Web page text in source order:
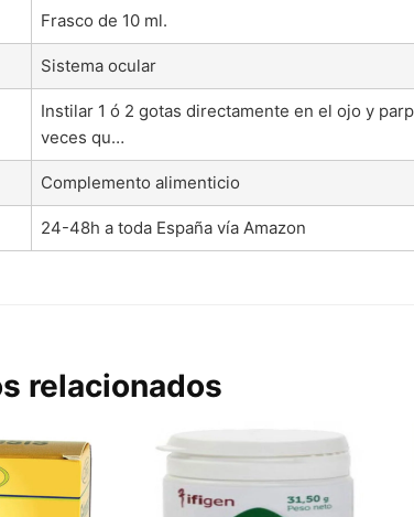
Frasco de 10 ml.
Sistema ocular
Instilar 1 ó 2 gotas directamente en el ojo y
veces qu…
Complemento alimenticio
24-48h a toda España vía Amazon
relacionados